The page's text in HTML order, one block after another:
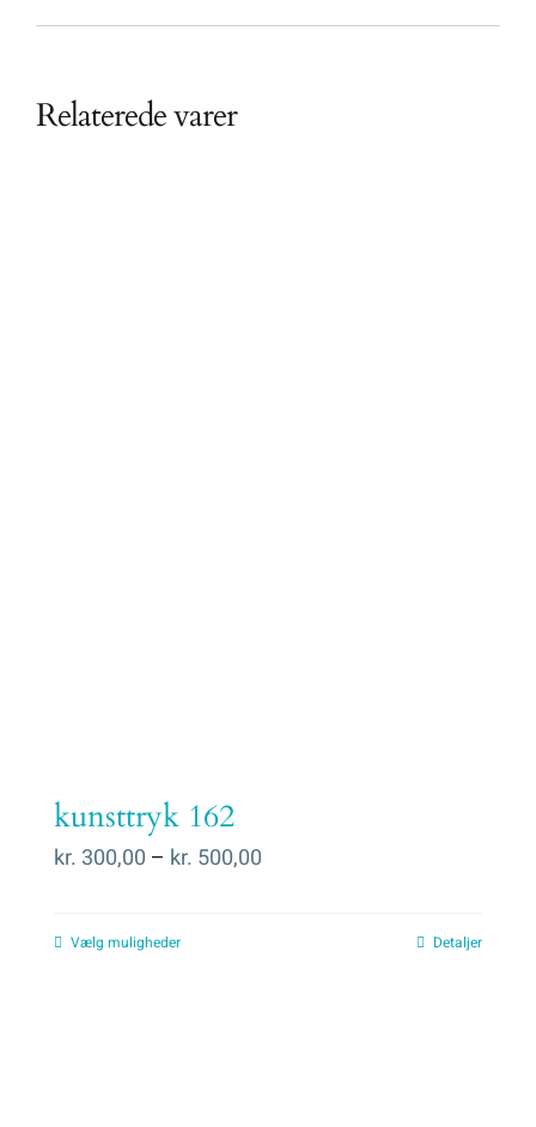
Relaterede varer
kunsttryk 162
kr. 300,00 – kr. 500,00
Vælg muligheder Detaljer